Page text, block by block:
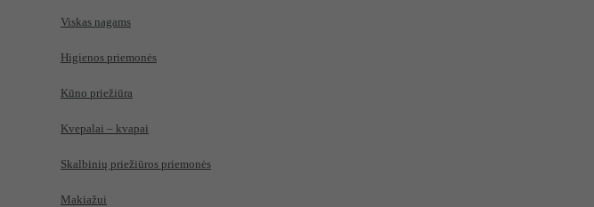
Viskas nagams
Higienos priemonės
Kūno priežiūra
Kvepalai – kvapai
Skalbinių priežiūros priemonės
Makiažui